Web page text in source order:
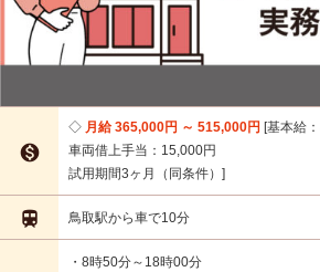

月給 365,000円 ～ 515,000円 基本給
車両借上手当：15,000円
試用期間3ヶ月（同条件）
 鳥取駅から車で10分
・8時50分～18時00分